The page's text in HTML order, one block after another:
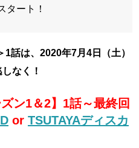
タート！
話は、2020年7月4日（土）
なく！
ン1＆2】1話～最終回
or TSUTAYAディスカ